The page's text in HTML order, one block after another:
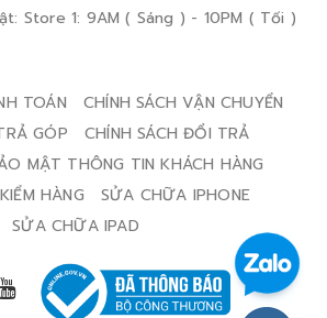
Store 1: 9AM ( Sáng ) - 10PM ( Tối )
TOÁN
CHÍNH SÁCH VẬN CHUYỂN
GÓP
CHÍNH SÁCH ĐỔI TRẢ
MẬT THÔNG TIN KHÁCH HÀNG
HÀNG
SỬA CHỮA IPHONE
SỬA CHỮA IPAD